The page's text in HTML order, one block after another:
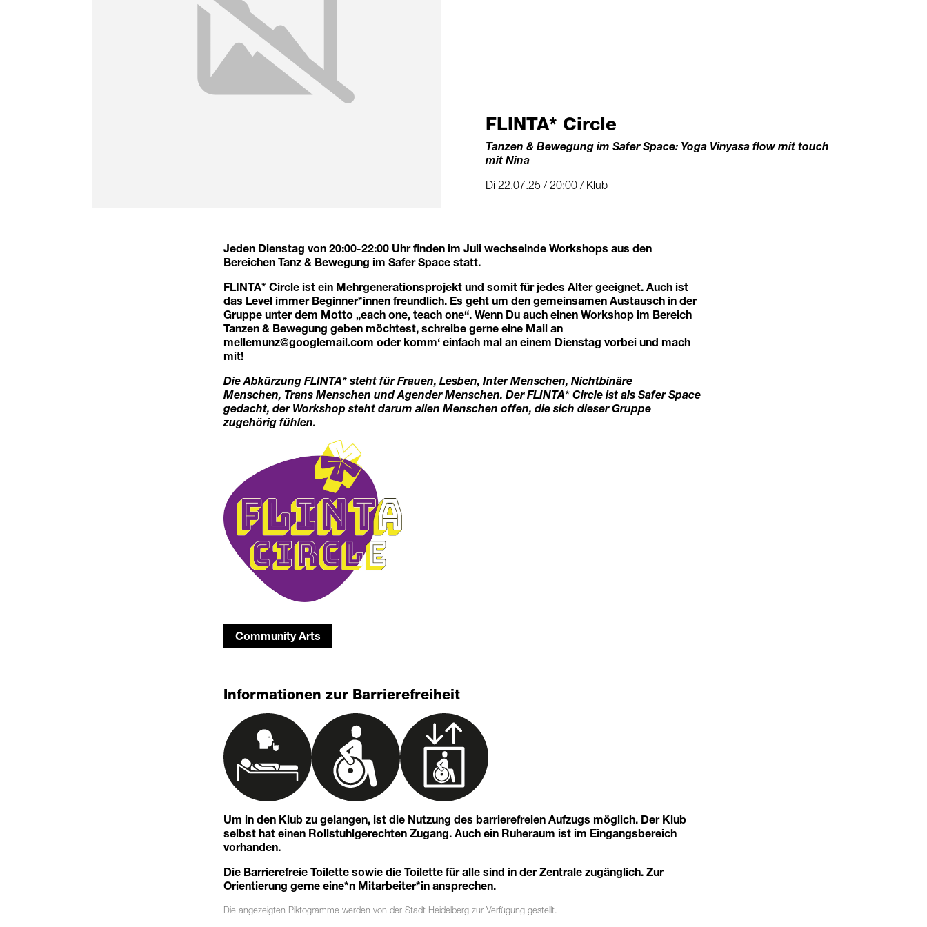
FLINTA* Circle
Tanzen & Bewegung im Safer Space: Yoga Vinyasa flow mit touch
mit Nina
Di 22.07.25 / 20:00 / Klub
Jeden Dienstag von 20:00-22:00 Uhr finden im Juli wechselnde Workshops aus den
Bereichen Tanz & Bewegung im Safer Space statt.
FLINTA* Circle ist ein Mehrgenerationsprojekt und somit für jedes Alter geeignet. Auch ist
das Level immer Beginner*innen freundlich. Es geht um den gemeinsamen Austausch in der
Gruppe unter dem Motto „each one, teach one“. Wenn Du auch einen Workshop im Bereich
Tanzen & Bewegung geben möchtest, schreibe gerne eine Mail an
mellemunz@googlemail.com oder komm‘ einfach mal an einem Dienstag vorbei und mach
mit!
Die Abkürzung FLINTA* steht für Frauen, Lesben, Inter Menschen, Nichtbinäre
Menschen, Trans Menschen und Agender Menschen. Der FLINTA* Circle ist als Safer Space
gedacht, der Workshop steht darum allen Menschen offen, die sich dieser Gruppe
zugehörig fühlen.
Community Arts
Informationen zur Barrierefreiheit
Um in den Klub zu gelangen, ist die Nutzung des barrierefreien Aufzugs möglich. Der Klub
selbst hat einen Rollstuhlgerechten Zugang. Auch ein Ruheraum ist im Eingangsbereich
vorhanden.
Die Barrierefreie Toilette sowie die Toilette für alle sind in der Zentrale zugänglich. Zur
Orientierung gerne eine*n Mitarbeiter*in ansprechen.
Die angezeigten Piktogramme werden von der Stadt Heidelberg zur Verfügung gestellt.